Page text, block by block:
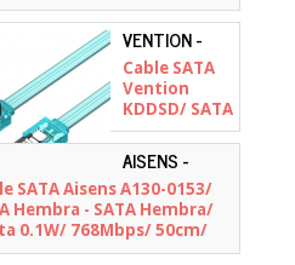
VENTION -
KDDSD
Cable SATA
Vention
KDDSD/ SATA
Hembra -
SATA
Hembra/
50cm/ Azul
AISENS -
A130-0153
SATA Aisens A130-0153/
Hembra - SATA Hembra/
0.1W/ 768Mbps/ 50cm/